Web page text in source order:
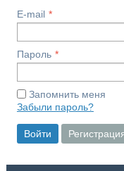
E-mail
Пароль
Запомнить меня
Забыли пароль?
Войти